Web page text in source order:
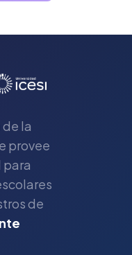
la
provee
de